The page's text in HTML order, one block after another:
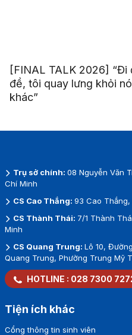
[FINAL TALK 2026] “Đi
đề, tôi quay lưng khỏi
khác”
Trụ sở chính: 08 Nguyễn Văn
Chí Minh
CS Cao Thắng: 93 Cao Thắng,
CS Thành Thái: 7/1 Thành
Minh
CS Quang Trung: Lô 10,
Quang Trung, Phường Trung Mỹ
HOTLINE : 028 7300
Tiện ích khác
Cổng thông tin sinh viên